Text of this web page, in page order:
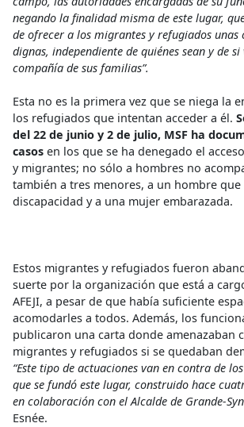
negando la finalidad misma de este lugar,
de ofrecer a los migrantes y refugiados unas
dignas, independiente de quiénes sean y de
compañía de sus familias”.
Esta no es la primera vez que se niega la
los refugiados que intentan acceder a él.
del 22 de junio y 2 de julio, MSF ha
casos en los que se ha denegado el
y migrantes; no sólo a hombres no
también a tres menores, a un hombre que
discapacidad y a una mujer embarazada.
Estos migrantes y refugiados fueron
suerte por la organización que está a
AFEJI, a pesar de que había suficiente
acomodarles a todos. Además, los
publicaron una carta donde amenazaban
migrantes y refugiados si se quedaban
“Este tipo de actuaciones van en contra de
que se fundó este lugar, construido hace
en colaboración con el Alcalde de Grande-
Esnée.